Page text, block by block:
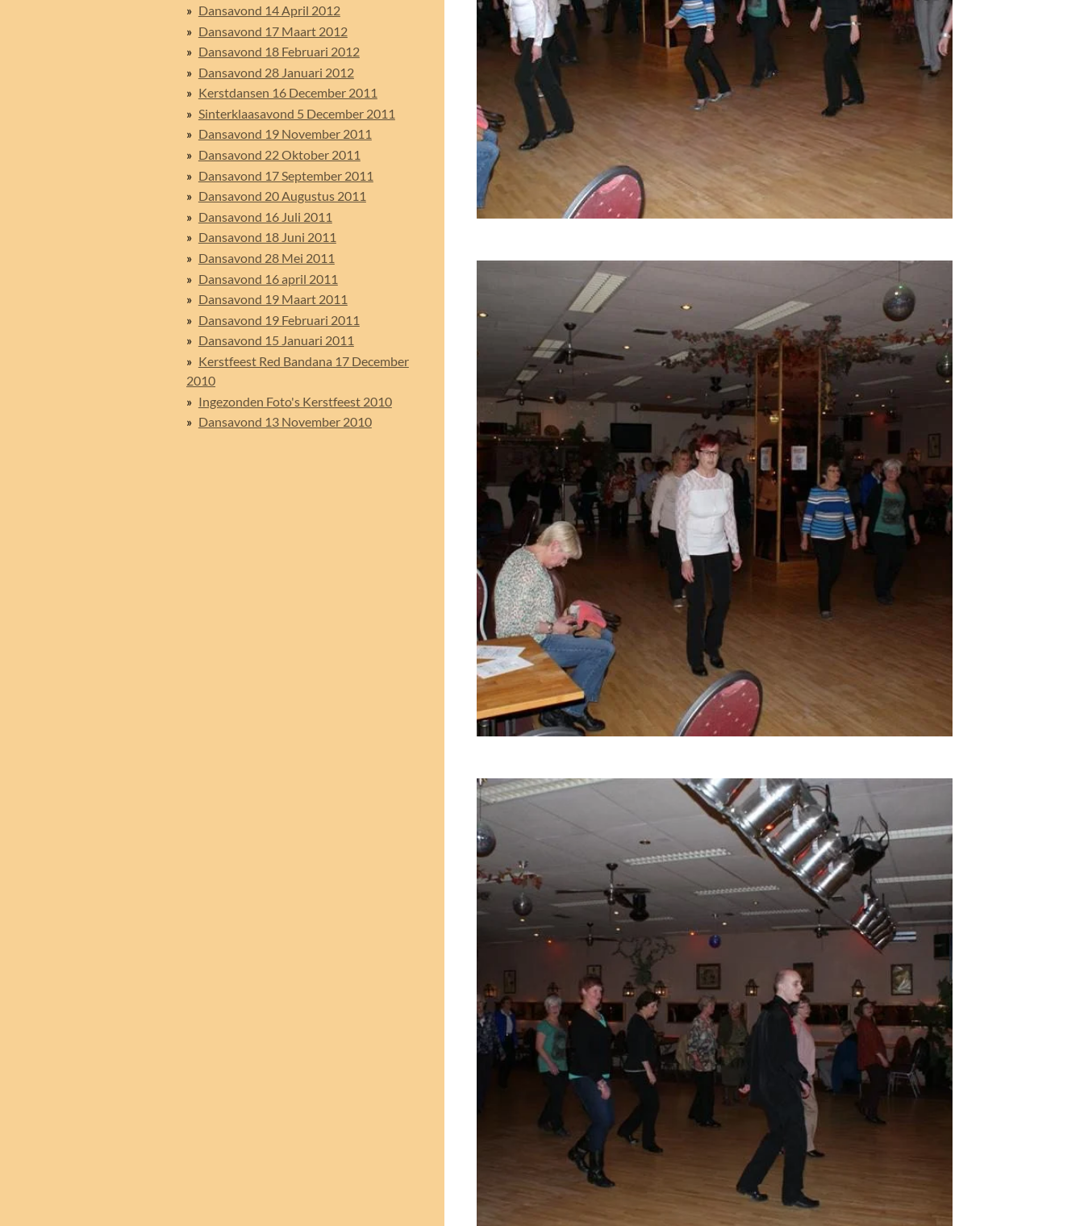
Dansavond 14 April 2012
Dansavond 17 Maart 2012
Dansavond 18 Februari 2012
Dansavond 28 Januari 2012
Kerstdansen 16 December 2011
Sinterklaasavond 5 December 2011
Dansavond 19 November 2011
Dansavond 22 Oktober 2011
Dansavond 17 September 2011
Dansavond 20 Augustus 2011
Dansavond 16 Juli 2011
Dansavond 18 Juni 2011
Dansavond 28 Mei 2011
Dansavond 16 april 2011
Dansavond 19 Maart 2011
Dansavond 19 Februari 2011
Dansavond 15 Januari 2011
Kerstfeest Red Bandana 17 December
2010
Ingezonden Foto's Kerstfeest 2010
Dansavond 13 November 2010